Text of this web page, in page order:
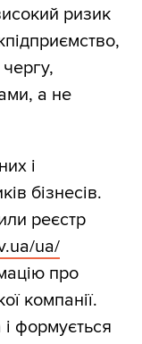
ризик
а не
і
бізнесів.
реєстр
ua/
про
компанії.
формується